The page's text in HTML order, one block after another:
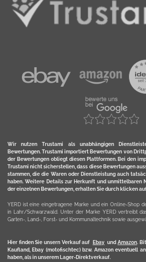
Wir nutzen Trustami als unabhängigen
Bewertungen. Trustami importiert Bewertungen von
der Bewertungen obliegt diesen Plattformen. Bei den
Trustami nicht sicherstellen, dass diese Bewertungen
stammen, die die Waren oder Dienstleistung auch
haben. Weitere Details zur Herkunft und unmittelbaren
der einzelnen Bewertungen, erhalten Sie durch klicken
YERD ist eine eingetragene Marke und ein Online-Shop
in Lahr/Schwarzwald. Unter der Marke YERD vertreibt
Garten-, Land-, Forst- und Kommunaltechnik sowie
Hier finden Sie unsern Verkauf auf Ebayund Amazon.
Kaufland, Ebay (motofischtec) bzw. Amazon eventuell
haben, als in unserem Lager-Direktverkauf.